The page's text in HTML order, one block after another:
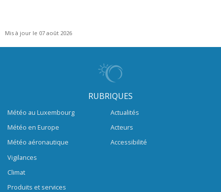
Mis à jour le 07 août 2026
RUBRIQUES
Météo au Luxembourg
Météo en Europe
Météo aéronautique
Vigilances
Climat
Produits et services
Actualités
Acteurs
Accessibilité